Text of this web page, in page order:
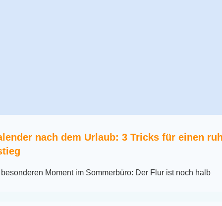
nach dem Urlaub: 3 Tricks für einen
Moment im Sommerbüro: Der Flur ist noch halb